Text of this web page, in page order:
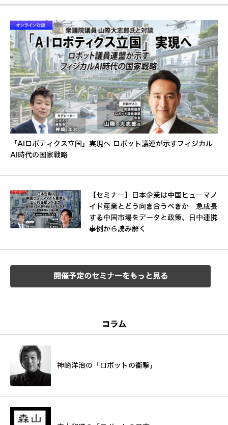
「AIロボティクス立国」実現へ ロボット議連が示すフィジカル
AI時代の国家戦略
【セミナー】日本企業は中国ヒューマノ
イド産業とどう向き合うべきか 急成長
する中国市場をデータと政策、日中連携
事例から読み解く
開催予定のセミナーをもっと見る
コラム
神崎洋治の「ロボットの衝撃」